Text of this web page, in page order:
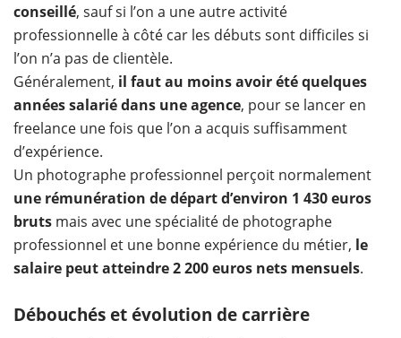
conseillé, sauf si l’on a une autre activité
professionnelle à côté car les débuts sont difficiles si
l’on n’a pas de clientèle.
Généralement, il faut au moins avoir été quelques
années salarié dans une agence, pour se lancer en
freelance une fois que l’on a acquis suffisamment
d’expérience.
Un photographe professionnel perçoit normalement
une rémunération de départ d’environ 1 430 euros
bruts mais avec une spécialité de photographe
professionnel et une bonne expérience du métier, le
salaire peut atteindre 2 200 euros nets mensuels.
Débouchés et évolution de carrière